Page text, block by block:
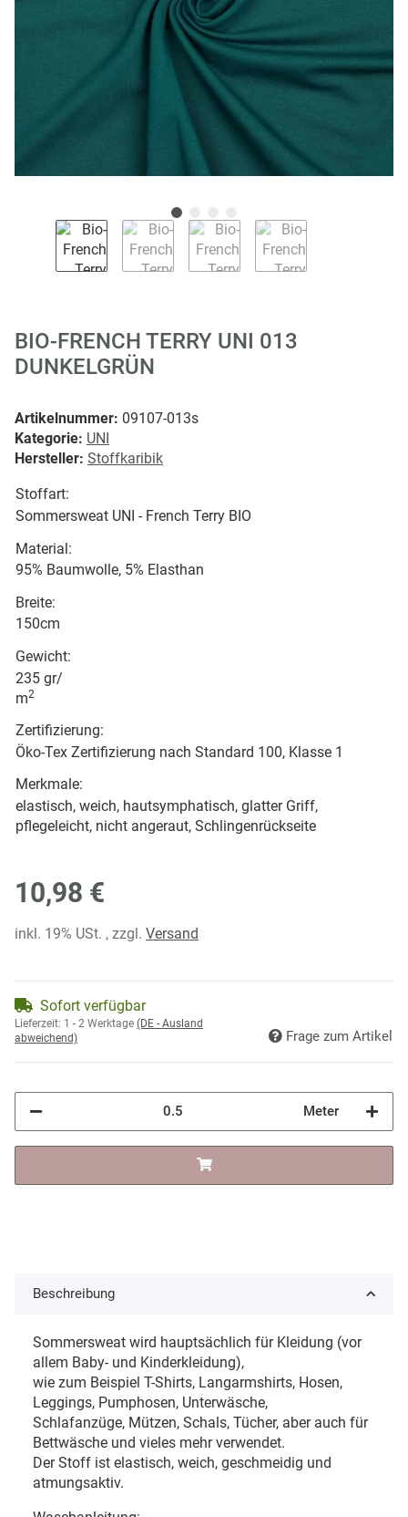
BIO-FRENCH TERRY UNI 013
DUNKELGRÜN
Artikelnummer: 09107-013s
Kategorie: UNI
Hersteller: Stoffkaribik
Stoffart:
Sommersweat UNI - French Terry BIO
Material:
95% Baumwolle, 5% Elasthan
Breite:
150cm
Gewicht:
235 gr/
m2
Zertifizierung:
Öko-Tex Zertifizierung nach Standard 100, Klasse 1
Merkmale:
elastisch, weich, hautsymphatisch, glatter Griff,
pflegeleicht, nicht angeraut, Schlingenrückseite
10,98 €
inkl. 19% USt. , zzgl. Versand
Sofort verfügbar
Lieferzeit: 1 - 2 Werktage (DE - Ausland
abweichend)
Frage zum Artikel
Meter
Beschreibung
Sommersweat wird hauptsächlich für Kleidung (vor
allem Baby- und Kinderkleidung),
wie zum Beispiel T-Shirts, Langarmshirts, Hosen,
Leggings, Pumphosen, Unterwäsche,
Schlafanzüge, Mützen, Schals, Tücher, aber auch für
Bettwäsche und vieles mehr verwendet.
Der Stoff ist elastisch, weich, geschmeidig und
atmungsaktiv.